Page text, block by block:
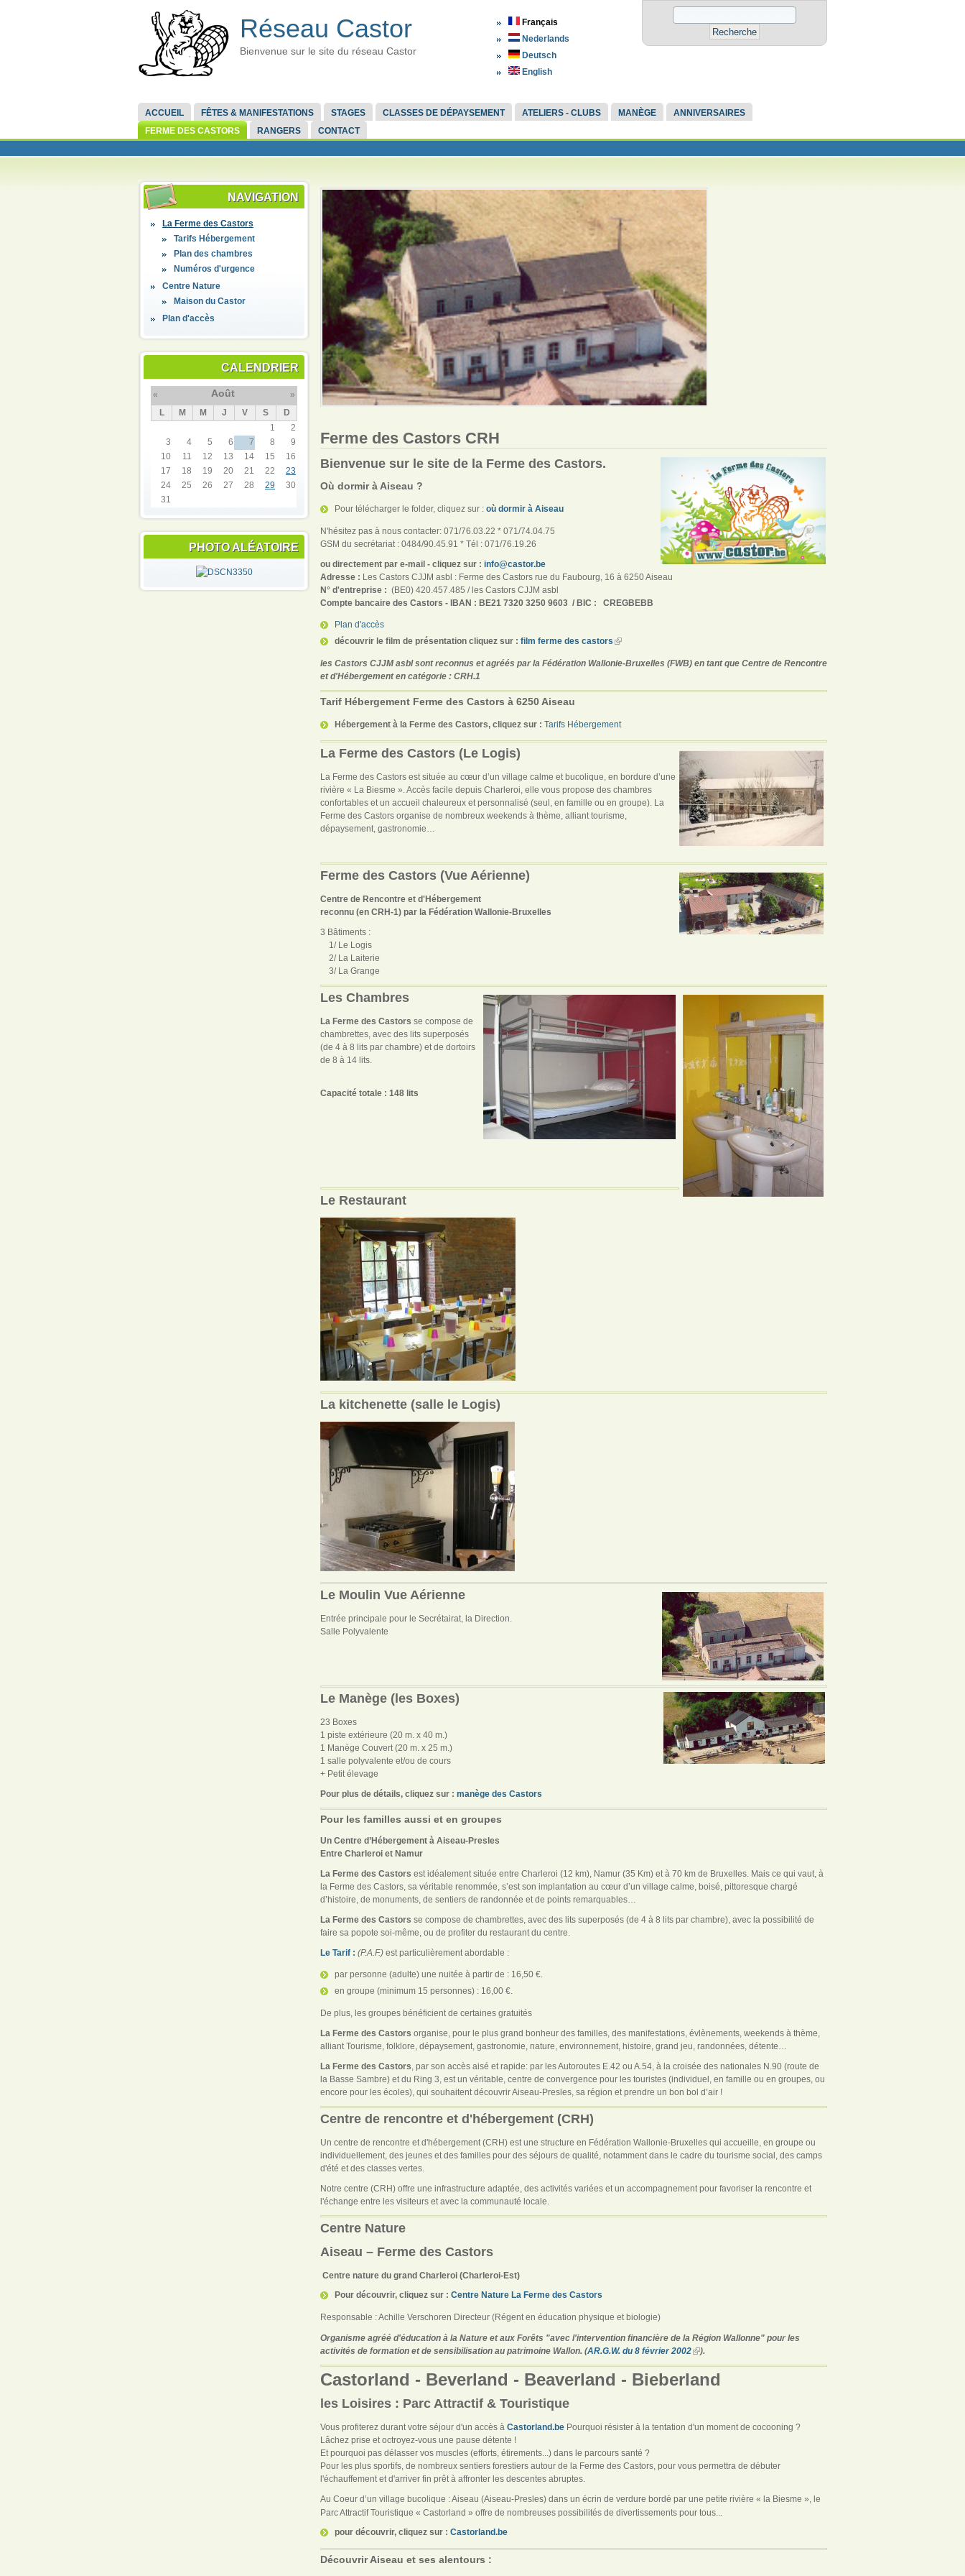
Réseau Castor
Bienvenue sur le site du réseau Castor
Français
Nederlands
Deutsch
English
ACCUEIL FÊTES & MANIFESTATIONS STAGES CLASSES DE DÉPAYSEMENT ATELIERS - CLUBS MANÈGE
ANNIVERSAIRES
FERME DES CASTORS
RANGERS CONTACT
NAVIGATION
La Ferme des Castors
Tarifs Hébergement
Plan des chambres
Numéros d'urgence
Centre Nature
Maison du Castor
Plan d'accès
CALENDRIER
« Août
»
L
M M J V S
D
1
2
3
4 5 6 7 8
9
10
11 12 13 14 15
16
17
18 19 20 21 22
23
24
25 26 27 28 29
30
31
PHOTO ALÉATOIRE
Ferme des Castors CRH
Bienvenue sur le site de la Ferme des Castors.
Où dormir à Aiseau ?
Pour télécharger le folder, cliquez sur : où dormir à Aiseau
N'hésitez pas à nous contacter: 071/76.03.22 * 071/74.04.75
GSM du secrétariat : 0484/90.45.91 * Tél : 071/76.19.26
ou directement par e-mail - cliquez sur : info@castor.be
Adresse : Les Castors CJJM asbl : Ferme des Castors rue du Faubourg, 16 à 6250 Aiseau
N° d'entreprise : (BE0) 420.457.485 / les Castors CJJM asbl
Compte bancaire des Castors - IBAN : BE21 7320 3250 9603 / BIC : CREGBEBB
Plan d'accès
découvrir le film de présentation cliquez sur : film ferme des castors
les Castors CJJM asbl sont reconnus et agréés par la Fédération Wallonie-Bruxelles (FWB) en tant que Centre de Rencontre
et d'Hébergement en catégorie : CRH.1
Tarif Hébergement Ferme des Castors à 6250 Aiseau
Hébergement à la Ferme des Castors, cliquez sur : Tarifs Hébergement
La Ferme des Castors (Le Logis)
La Ferme des Castors est située au cœur d’un village calme et bucolique, en bordure d’une
rivière « La Biesme ». Accès facile depuis Charleroi, elle vous propose des chambres
confortables et un accueil chaleureux et personnalisé (seul, en famille ou en groupe). La
Ferme des Castors organise de nombreux weekends à thème, alliant tourisme,
dépaysement, gastronomie…
Ferme des Castors (Vue Aérienne)
Centre de Rencontre et d'Hébergement
reconnu (en CRH-1) par la Fédération Wallonie-Bruxelles
3 Bâtiments :
1/ Le Logis
2/ La Laiterie
3/ La Grange
Les Chambres
La Ferme des Castors se compose de
chambrettes, avec des lits superposés
(de 4 à 8 lits par chambre) et de dortoirs
de 8 à 14 lits.
Capacité totale : 148 lits
Le Restaurant
La kitchenette (salle le Logis)
Le Moulin Vue Aérienne
Entrée principale pour le Secrétairat, la Direction.
Salle Polyvalente
Le Manège (les Boxes)
23 Boxes
1 piste extérieure (20 m. x 40 m.)
1 Manège Couvert (20 m. x 25 m.)
1 salle polyvalente et/ou de cours
+ Petit élevage
Pour plus de détails, cliquez sur : manège des Castors
Pour les familles aussi et en groupes
Un Centre d’Hébergement à Aiseau-Presles
Entre Charleroi et Namur
La Ferme des Castors est idéalement située entre Charleroi (12 km), Namur (35 Km) et à 70 km de Bruxelles. Mais ce qui vaut, à
la Ferme des Castors, sa véritable renommée, s’est son implantation au cœur d’un village calme, boisé, pittoresque chargé
d’histoire, de monuments, de sentiers de randonnée et de points remarquables…
La Ferme des Castors se compose de chambrettes, avec des lits superposés (de 4 à 8 lits par chambre), avec la possibilité de
faire sa popote soi-même, ou de profiter du restaurant du centre.
Le Tarif : (P.A.F.) est particulièrement abordable :
par personne (adulte) une nuitée à partir de : 16,50 €.
en groupe (minimum 15 personnes) : 16,00 €.
De plus, les groupes bénéficient de certaines gratuités
La Ferme des Castors organise, pour le plus grand bonheur des familles, des manifestations, évlènements, weekends à thème,
alliant Tourisme, folklore, dépaysement, gastronomie, nature, environnement, histoire, grand jeu, randonnées, détente…
La Ferme des Castors, par son accès aisé et rapide: par les Autoroutes E.42 ou A.54, à la croisée des nationales N.90 (route de
la Basse Sambre) et du Ring 3, est un véritable, centre de convergence pour les touristes (individuel, en famille ou en groupes, ou
encore pour les écoles), qui souhaitent découvrir Aiseau-Presles, sa région et prendre un bon bol d’air !
Centre de rencontre et d'hébergement (CRH)
Un centre de rencontre et d'hébergement (CRH) est une structure en Fédération Wallonie-Bruxelles qui accueille, en groupe ou
individuellement, des jeunes et des familles pour des séjours de qualité, notamment dans le cadre du tourisme social, des camps
d'été et des classes vertes.
Notre centre (CRH) offre une infrastructure adaptée, des activités variées et un accompagnement pour favoriser la rencontre et
l'échange entre les visiteurs et avec la communauté locale.
Centre Nature
Aiseau – Ferme des Castors
Centre nature du grand Charleroi (Charleroi-Est)
Pour découvrir, cliquez sur : Centre Nature La Ferme des Castors
Responsable : Achille Verschoren Directeur (Régent en éducation physique et biologie)
Organisme agréé d'éducation à la Nature et aux Forêts "avec l'intervention financière de la Région Wallonne" pour les
activités de formation et de sensibilisation au patrimoine Wallon. (AR.G.W. du 8 février 2002 ).
Castorland - Beverland - Beaverland - Bieberland
les Loisires : Parc Attractif & Touristique
Vous profiterez durant votre séjour d'un accès à Castorland.be Pourquoi résister à la tentation d'un moment de cocooning ?
Lâchez prise et octroyez-vous une pause détente !
Et pourquoi pas délasser vos muscles (efforts, étirements...) dans le parcours santé ?
Pour les plus sportifs, de nombreux sentiers forestiers autour de la Ferme des Castors, pour vous permettra de débuter
l'échauffement et d'arriver fin prêt à affronter les descentes abruptes.
Au Coeur d’un village bucolique : Aiseau (Aiseau-Presles) dans un écrin de verdure bordé par une petite rivière « la Biesme », le
Parc Attractif Touristique « Castorland » offre de nombreuses possibilités de divertissements pour tous...
pour découvrir, cliquez sur : Castorland.be
Découvrir Aiseau et ses alentours :